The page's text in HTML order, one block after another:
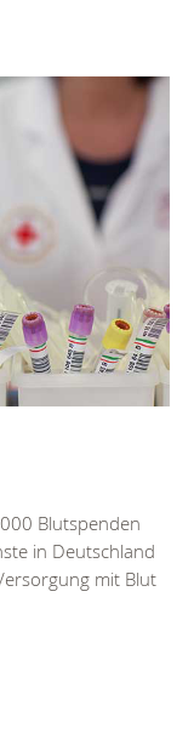
Blutspenden
in Deutschland
mit Blut